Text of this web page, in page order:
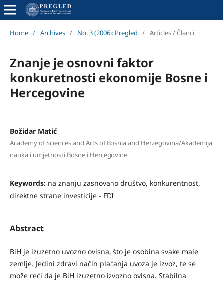
Home / Archives / No. 3 (2006): Pregled / Articles / Članci
Znanje je osnovni faktor
konkuretnosti ekonomije Bosne i
Hercegovine
Božidar Matić
Academy of Sciences and Arts of Bosnia and Herzegovina/Akademija
nauka i umjetnosti Bosne i Hercegovine
Keywords: na znanju zasnovano društvo, konkurentnost,
direktne strane investicije - FDI
Abstract
BiH je izuzetno uvozno ovisna, što je osobina svake male
zemlje. Jedini zdravi način plaćanja uvoza je izvoz, te se
može reći da je BiH izuzetno izvozno ovisna. Stabilna